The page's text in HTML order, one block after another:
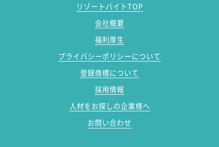
リゾートバイトTOP
会社概要
福利厚生
プライバシーポリシーについて
登録商標について
採用情報
人材をお探しの企業様へ
お問い合わせ